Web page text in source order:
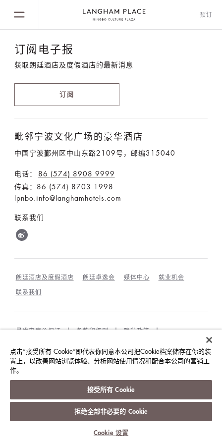
预订
订阅电子报
获取朗廷酒店及度假酒店的最新消息
订阅
毗邻宁波文化广场的豪华酒店
中国宁波鄞州区中山东路2109号，邮编315040
电话：
86 (574) 8908 9999
传真：86 (574) 8703 1998
lpnbo.info@langhamhotels.com
联系我们
朗廷酒店及度假酒店 朗廷卓逸会 媒体中心 就业机会
联系我们
最优惠房价保证 条款和细则 隐私政策
ACCESSIBILITY
©朗廷酒店国际有限公司
点击“接受所有 Cookie”即代表你同意本公司把Cookie档案储存在你的装
置上，以改善网站浏览体验、分析网站使用情况和配合本公司的营销工
作。
接受所有 Cookie
拒绝全部非必要的 Cookie
Cookie 设置